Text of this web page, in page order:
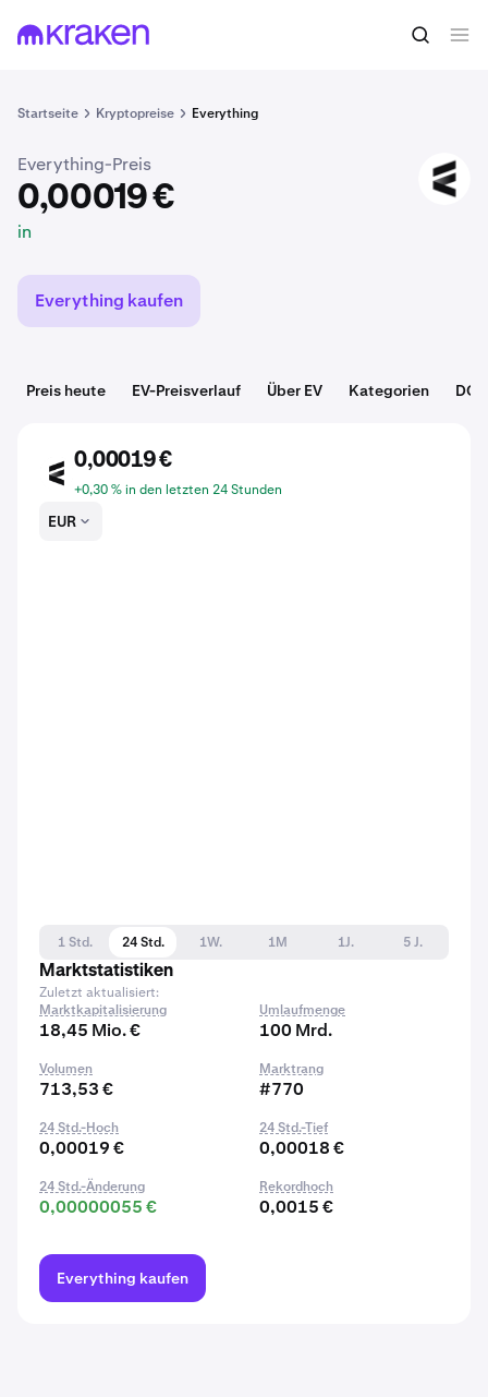
Startseite Kryptopreise Everything
0,00019 € EV kaufen
Everything-Preis
0,00019 €
in
EV
Everything kaufen
Preis heute EV-Preisverlauf Über EV Kategorien
EV
0,00019 €
+0,30 % in den letzten 24 Stunden
EUR
1 Std. 24 Std. 1W. 1M 1J.
5 J.
Marktstatistiken
Zuletzt aktualisiert:
Marktkapitalisierung
18,45 Mio. €
Umlaufmenge
100 Mrd.
Volumen
713,53 €
Marktrang
#770
24 Std.-Hoch
0,00019 €
24 Std.-Tief
0,00018 €
24 Std.-Änderung
0,00000055 €
Rekordhoch
0,0015 €
Everything kaufen